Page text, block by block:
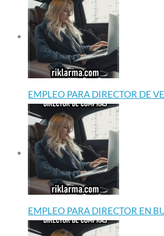
EMPLEO PARA DIRECTOR DE
EMPLEO PARA DIRECTOR EN